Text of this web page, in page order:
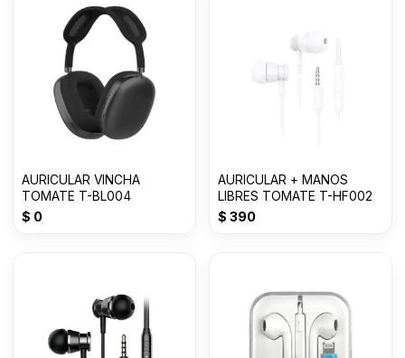
AURICULAR VINCHA
TOMATE T-BL004
$ 0
AURICULAR + MANOS
LIBRES TOMATE T-HF002
$ 390